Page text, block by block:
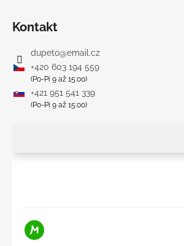
Kontakt
dupeto@email.cz
+420 603 194 559
(Po-Pi 9 až 15:00)
+421 951 541 339
(Po-Pi 9 až 15:00)